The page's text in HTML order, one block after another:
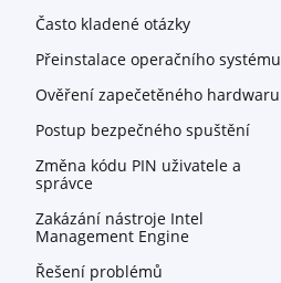
Často kladené otázky
Přeinstalace operačního systému
Ověření zapečetěného hardwaru
Postup bezpečného spuštění
Změna kódu PIN uživatele a
správce
Zakázání nástroje Intel
Management Engine
Řešení problémů